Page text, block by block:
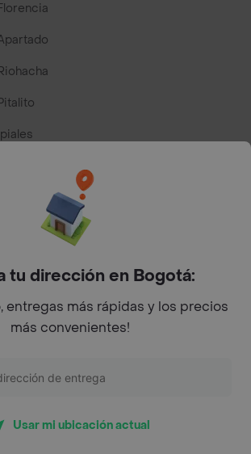
de Restaurantes
estos países
Google play
de mi para pedir Comida a Domicilio -
tu dirección en Bogotá:
entregas más rápidas y los precios
más convenientes!
Usar mi ubicación actual